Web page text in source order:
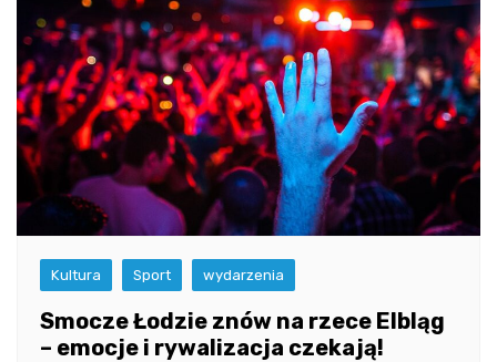
Kultura Sport wydarzenia
Smocze Łodzie znów na rzece Elbląg
– emocje i rywalizacja czekają!